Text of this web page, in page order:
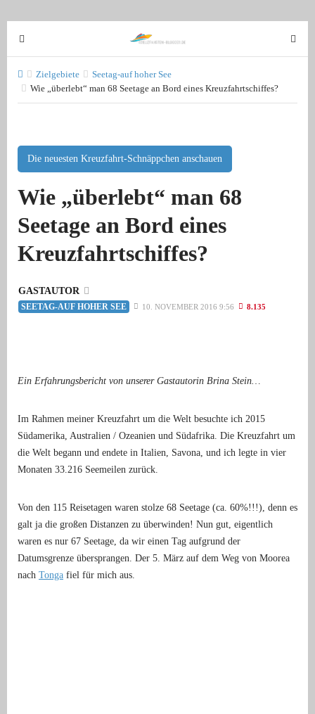
T
o
g
g
l
v
i
g
a
i
n
T
o
l
Zielgebiete
Seetag-auf hoher See
Wie „überlebt“ man 68 Seetage an Bord eines Kreuzfahrtschiffes?
Die neuesten Kreuzfahrt-Schnäppchen anschauen
Wie „überlebt“ man 68
Seetage an Bord eines
Kreuzfahrtschiffes?
GASTAUTOR
SEETAG-AUF HOHER SEE 10. NOVEMBER 2016 9:56 8.135
Ein Erfahrungsbericht von unserer Gastautorin Brina Stein…
Im Rahmen meiner Kreuzfahrt um die Welt besuchte ich 2015
Südamerika, Australien / Ozeanien und Südafrika. Die Kreuzfahrt um
die Welt begann und endete in Italien, Savona, und ich legte in vier
Monaten 33.216 Seemeilen zurück.
Von den 115 Reisetagen waren stolze 68 Seetage (ca. 60%!!!), denn es
galt ja die großen Distanzen zu überwinden! Nun gut, eigentlich
waren es nur 67 Seetage, da wir einen Tag aufgrund der
Datumsgrenze übersprangen. Der 5. März auf dem Weg von Moorea
nach Tonga fiel für mich aus.